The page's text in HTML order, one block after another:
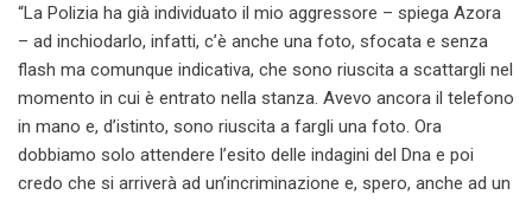
“La Polizia ha già individuato il mio aggressore – spiega Azora
– ad inchiodarlo, infatti, c’è anche una foto, sfocata e senza
flash ma comunque indicativa, che sono riuscita a scattargli nel
momento in cui è entrato nella stanza. Avevo ancora il telefono
in mano e, d’istinto, sono riuscita a fargli una foto. Ora
dobbiamo solo attendere l’esito delle indagini del Dna e poi
credo che si arriverà ad un’incriminazione e, spero, anche ad un